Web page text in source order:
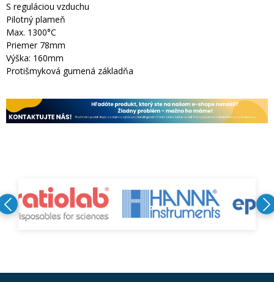
S reguláciou vzduchu
Pilotný plameň
Max. 1300°C
Priemer 78mm
Výška: 160mm
Protišmyková gumená základňa